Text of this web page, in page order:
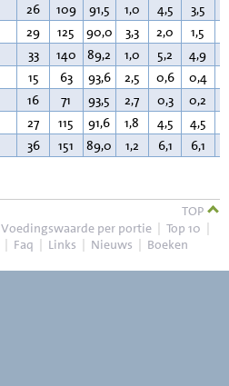
26 109 91,5 1,0 4,5 3,5
29 125 90,0 3,3 2,0 1,5
33 140 89,2 1,0 5,2 4,9
15 63 93,6 2,5 0,6 0,4
16 71 93,5 2,7 0,3 0,2
27 115 91,6 1,8 4,5 4,5
36 151 89,0 1,2 6,1 6,1
TOP
Voedingswaarde per portie | Top 10 |
| Faq | Links | Nieuws | Boeken